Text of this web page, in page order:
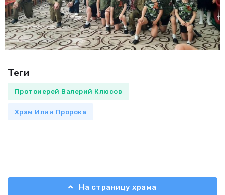
Теги
Протоиерей Валерий Клюсов
Храм Илии Пророка
На страницу храма